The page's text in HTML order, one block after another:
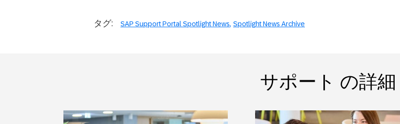
タグ: SAP Support Portal Spotlight News Spotlight News Archive
サポート の詳細